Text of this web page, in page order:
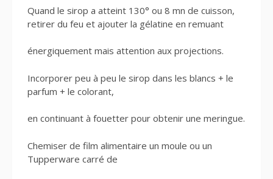
Quand le sirop a atteint 130° ou 8 mn de cuisson,
retirer du feu et ajouter la gélatine en remuant
énergiquement mais attention aux projections.
Incorporer peu à peu le sirop dans les blancs + le
parfum + le colorant,
en continuant à fouetter pour obtenir une meringue.
Chemiser de film alimentaire un moule ou un
Tupperware carré de